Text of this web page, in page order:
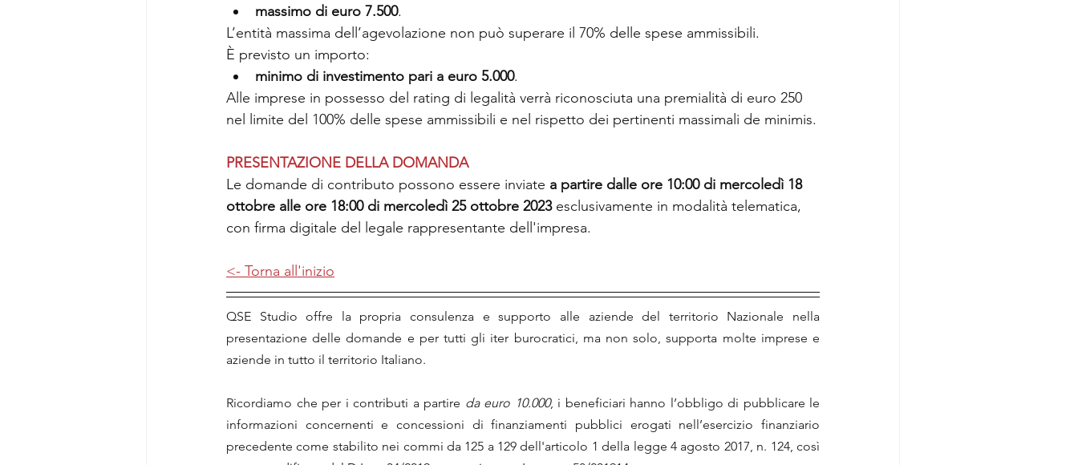
massimo di euro 7.500.
L’entità massima dell’agevolazione non può superare il 70% delle spese ammissibili.
È previsto un importo:
minimo di investimento pari a euro 5.000.
Alle imprese in possesso del rating di legalità verrà riconosciuta una premialità di euro 250
nel limite del 100% delle spese ammissibili e nel rispetto dei pertinenti massimali de minimis.
PRESENTAZIONE DELLA DOMANDA
Le domande di contributo possono essere inviate a partire dalle ore 10:00 di mercoledì 18
ottobre alle ore 18:00 di mercoledì 25 ottobre 2023 esclusivamente in modalità telematica,
con firma digitale del legale rappresentante dell'impresa.
<- Torna all'inizio
QSE Studio offre la propria consulenza e supporto alle aziende del territorio Nazionale nella
presentazione delle domande e per tutti gli iter burocratici, ma non solo, supporta molte imprese e
aziende in tutto il territorio Italiano.
Ricordiamo che per i contributi a partire da euro 10.000, i beneficiari hanno l’obbligo di pubblicare le
informazioni concernenti e concessioni di finanziamenti pubblici erogati nell’esercizio finanziario
precedente come stabilito nei commi da 125 a 129 dell'articolo 1 della legge 4 agosto 2017, n. 124, così